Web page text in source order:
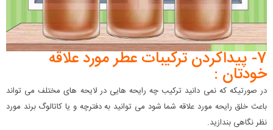
7- پیداکردن ترکیبات عطر مورد علاقه
خودتان :
در صورتیکه که نمی دانید ترکیب چه رایحه هایی در لایحه های مختلف می تواند
باعث خلق رایحه مورد علاقه شما شود می توانید به دفترچه و یا کاتالوگ برند مورد
نظر نگاهی بندازید.